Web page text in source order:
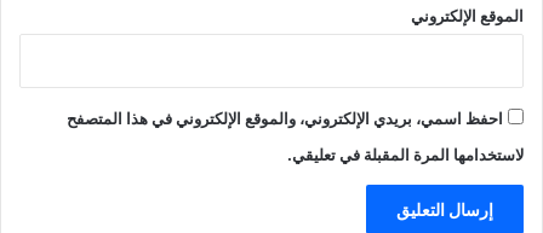
الموقع الإلكتروني
احفظ اسمي، بريدي الإلكتروني، والموقع الإلكتروني في هذا المتصفح
لاستخدامها المرة المقبلة في تعليقي.